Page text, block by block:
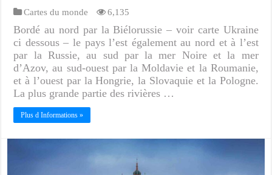
Cartes du monde 6,135
Bordé au nord par la Biélorussie – voir carte Ukraine
ci dessous – le pays l’est également au nord et à l’est
par la Russie, au sud par la mer Noire et la mer
d’Azov, au sud-ouest par la Moldavie et la Roumanie,
et à l’ouest par la Hongrie, la Slovaquie et la Pologne.
La plus grande partie des rivières …
Plus d Informations »